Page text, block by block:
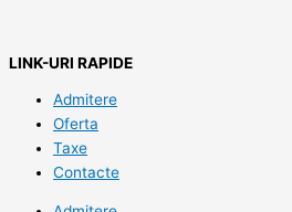
LINK-URI RAPIDE
Admitere
Oferta
Taxe
Contacte